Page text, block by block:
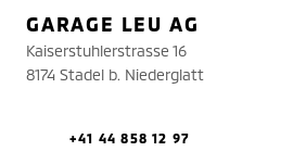
GARAGE LEU AG
Kaiserstuhlerstrasse 16
8174 Stadel b. Niederglatt
+41 44 858 12 97